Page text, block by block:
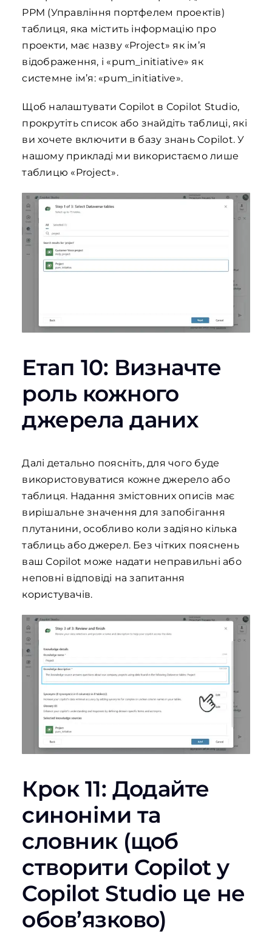
PPM (Управління портфелем проектів)
таблиця, яка містить інформацію про
проекти, має назву «Project» як ім’я
відображення, і «pum_initiative» як
системне ім’я: «pum_initiative».
Щоб налаштувати Copilot в Copilot Studio,
прокрутіть список або знайдіть таблиці, які
ви хочете включити в базу знань Copilot. У
нашому прикладі ми використаємо лише
таблицю «Project».
Етап 10: Визначте
роль кожного
джерела даних
Далі детально поясніть, для чого буде
використовуватися кожне джерело або
таблиця. Надання змістовних описів має
вирішальне значення для запобігання
плутанини, особливо коли задіяно кілька
таблиць або джерел. Без чітких пояснень
ваш Copilot може надати неправильні або
неповні відповіді на запитання
користувачів.
Крок 11: Додайте
синоніми та
словник (щоб
створити Copilot у
Copilot Studio це не
обов’язково)